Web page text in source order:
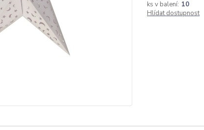
ks v balení: 10
Hlídat dostupnost